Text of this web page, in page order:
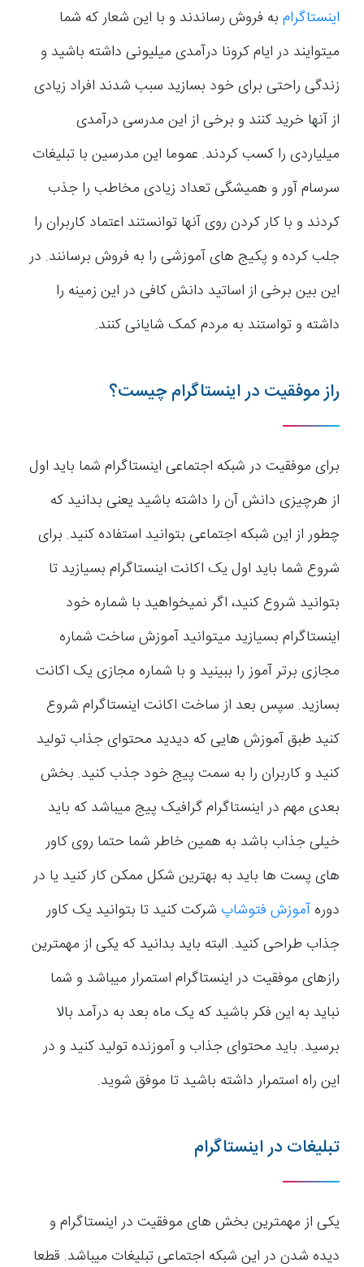
اینستاگرام به فروش رساندند و با این شعار که شما
میتوایند در ایام کرونا درآمدی میلیونی داشته باشید و
زندگی راحتی برای خود بسازید سبب شدند افراد زیادی
از آنها خرید کنند و برخی از این مدرسی درآمدی
میلیاردی را کسب کردند. عموما این مدرسین با تبلیغات
سرسام آور و همیشگی تعداد زیادی مخاطب را جذب
کردند و با کار کردن روی آنها توانستند اعتماد کاربران را
جلب کرده و پکیج های آموزشی را به فروش برسانند. در
این بین برخی از اساتید دانش کافی در این زمینه را
داشته و تواستند به مردم کمک شایانی کنند.
راز موفقیت در اینستاگرام چیست؟
برای موفقیت در شبکه اجتماعی اینستاگرام شما باید اول
از هرچیزی دانش آن را داشته باشید یعنی بدانید که
چطور از این شبکه اجتماعی بتوانید استفاده کنید. برای
شروع شما باید اول یک اکانت اینستاگرام بسیازید تا
بتوانید شروع کنید، اگر نمیخواهید با شماره خود
اینستاگرام بسیازید میتوانید آموزش ساخت شماره
مجازی برتر آموز را ببینید و با شماره مجازی یک اکانت
بسازید. سپس بعد از ساخت اکانت اینستاگرام شروع
کنید طبق آموزش هایی که دیدید محتوای جذاب تولید
کنید و کاربران را به سمت پیج خود جذب کنید. بخش
بعدی مهم در اینستاگرام گرافیک پیج میباشد که باید
خیلی جذاب باشد به همین خاطر شما حتما روی کاور
های پست ها باید به بهترین شکل ممکن کار کنید یا در
دورهآموزش فتوشاپ شرکت کنید تا بتوانید یک کاور
جذاب طراحی کنید. البته باید بدانید که یکی از مهمترین
رازهای موفقیت در اینستاگرام استمرار میباشد و شما
نباید به این فکر باشید که یک ماه بعد به درآمد بالا
برسید. باید محتوای جذاب و آموزنده تولید کنید و در
این راه استمرار داشته باشید تا موفق شوید.
تبلیغات در اینستاگرام
یکی از مهمترین بخش های موفقیت در اینستاگرام و
دیده شدن در این شبکه اجتماعی تبلیغات میباشد. قطعا